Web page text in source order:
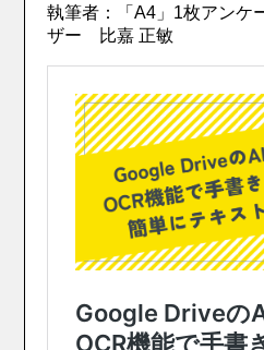
執筆者：「A4」1枚アンケ
ザー 比嘉 正敏